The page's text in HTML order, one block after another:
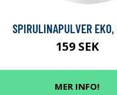
SPIRULINAPULVER
159 SEK
MER INFO!